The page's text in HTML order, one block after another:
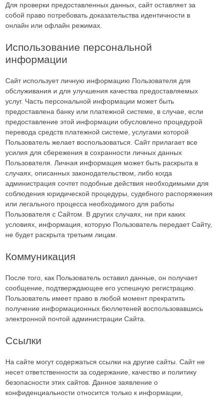
Для проверки предоставленных данных, сайт оставляет за
собой право потребовать доказательства идентичности в
онлайн или офлайн режимах.
Использование персональной
информации
Сайт использует личную информацию Пользователя для
обслуживания и для улучшения качества предоставляемых
услуг. Часть персональной информации может быть
предоставлена банку или платежной системе, в случае, если
предоставление этой информации обусловлено процедурой
перевода средств платежной системе, услугами которой
Пользователь желает воспользоваться. Сайт прилагает все
усилия для сбережения в сохранности личных данных
Пользователя. Личная информация может быть раскрыта в
случаях, описанных законодательством, либо когда
администрация сочтет подобные действия необходимыми для
соблюдения юридической процедуры, судебного распоряжения
или легального процесса необходимого для работы
Пользователя с Сайтом. В других случаях, ни при каких
условиях, информация, которую Пользователь передает Сайту,
не будет раскрыта третьим лицам.
Коммуникация
После того, как Пользователь оставил данные, он получает
сообщение, подтверждающее его успешную регистрацию.
Пользователь имеет право в любой момент прекратить
получение информационных бюллетеней воспользовавшись
электронной почтой администрации Сайта.
Ссылки
На сайте могут содержаться ссылки на другие сайты. Сайт не
несет ответственности за содержание, качество и политику
безопасности этих сайтов. Данное заявление о
конфиденциальности относится только к информации,